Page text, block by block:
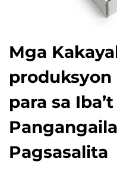
Mga
produksyon
para sa
Pagsasalita